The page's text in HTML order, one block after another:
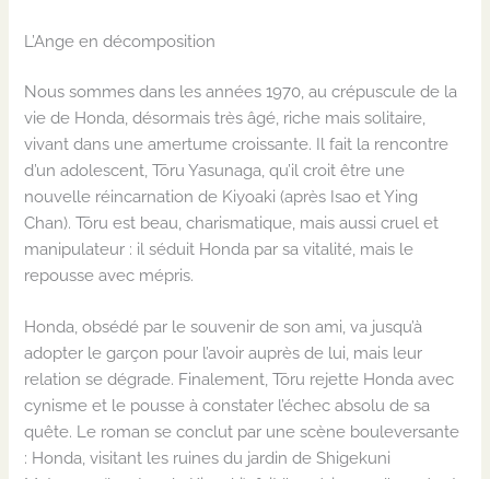
L’Ange en décomposition
Nous sommes dans les années 1970, au crépuscule de la
vie de Honda, désormais très âgé, riche mais solitaire,
vivant dans une amertume croissante. Il fait la rencontre
d’un adolescent, Tōru Yasunaga, qu’il croit être une
nouvelle réincarnation de Kiyoaki (après Isao et Ying
Chan). Tōru est beau, charismatique, mais aussi cruel et
manipulateur : il séduit Honda par sa vitalité, mais le
repousse avec mépris.
Honda, obsédé par le souvenir de son ami, va jusqu’à
adopter le garçon pour l’avoir auprès de lui, mais leur
relation se dégrade. Finalement, Tōru rejette Honda avec
cynisme et le pousse à constater l’échec absolu de sa
quête. Le roman se conclut par une scène bouleversante
: Honda, visitant les ruines du jardin de Shigekuni